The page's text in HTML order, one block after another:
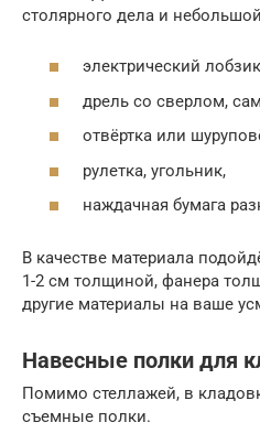
столярного дела и
электрический
дрель со сверлом,
отвёртка или
рулетка, угольник,
наждачная бумага
В качестве материала
1-2 см толщиной, фанера
другие материалы на ваше
Навесные полки для
Помимо стеллажей, в
съемные полки.